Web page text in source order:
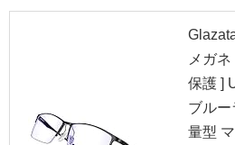
メガ
保護 ]
ブル
量型